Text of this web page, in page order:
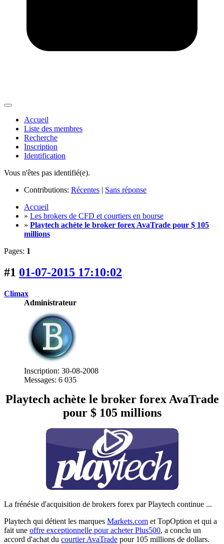
Accueil
Liste des membres
Recherche
Inscription
Identification
Vous n'êtes pas identifié(e).
Contributions: Récentes | Sans réponse
Accueil
» Les brokers de CFD et courtiers en bourse
» Playtech achète le broker forex AvaTrade pour $ 105
millions
Pages: 1
#1 01-07-2015 17:10:02
Climax
Administrateur
Inscription: 30-08-2008
Messages: 6 035
Playtech achète le broker forex AvaTrade
pour $ 105 millions
La frénésie d'acquisition de brokers forex par Playtech continue ...
Playtech qui détient les marques Markets.com et TopOption et qui a
fait une offre exceptionnelle pour acheter Plus500, a conclu un
accord d'achat du courtier AvaTrade pour 105 millions de dollars.